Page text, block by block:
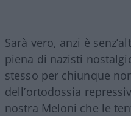
Sarà vero, anzi è
piena di nazisti
stesso per chiunque
dell’ortodossia
nostra Meloni che le